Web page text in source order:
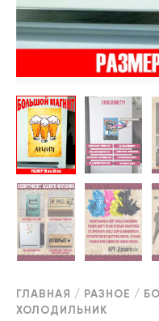
ГЛАВНАЯ / РАЗНОЕ /
ХОЛОДИЛЬНИК